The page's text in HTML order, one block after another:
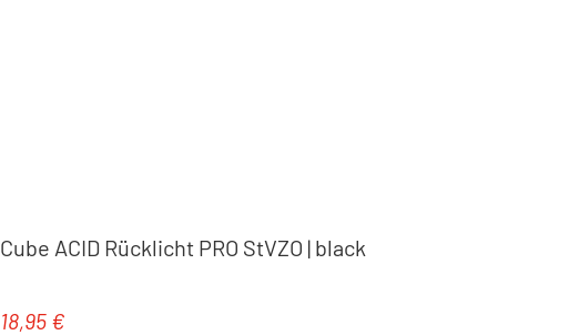
Cube ACID Rücklicht PRO StVZO | black
Regulärer Preis:
18,95 €